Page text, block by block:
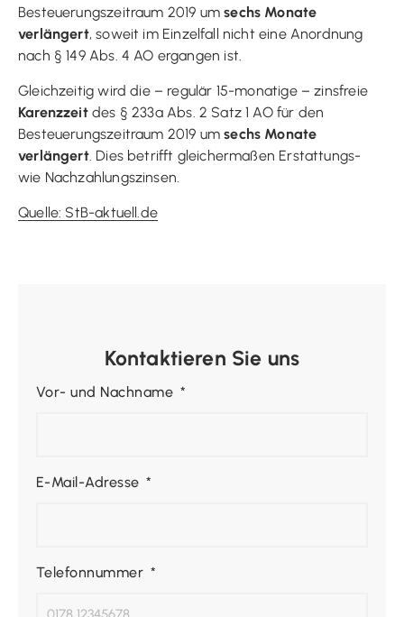
Besteuerungszeitraum 2019 umsechs Monate
verlängert, soweit im Einzelfall nicht eine Anordnung
nach § 149 Abs. 4 AO ergangen ist.
Gleichzeitig wird die – regulär 15-monatige – zinsfreie
Karenzzeitdes § 233a Abs. 2 Satz 1 AO für den
Besteuerungszeitraum 2019 umsechs Monate
verlängert. Dies betrifft gleichermaßen Erstattungs-
wie Nachzahlungszinsen.
Quelle: StB-aktuell.de
Kontaktieren Sie uns
Vor- und Nachname
E-Mail-Adresse
Telefonnummer